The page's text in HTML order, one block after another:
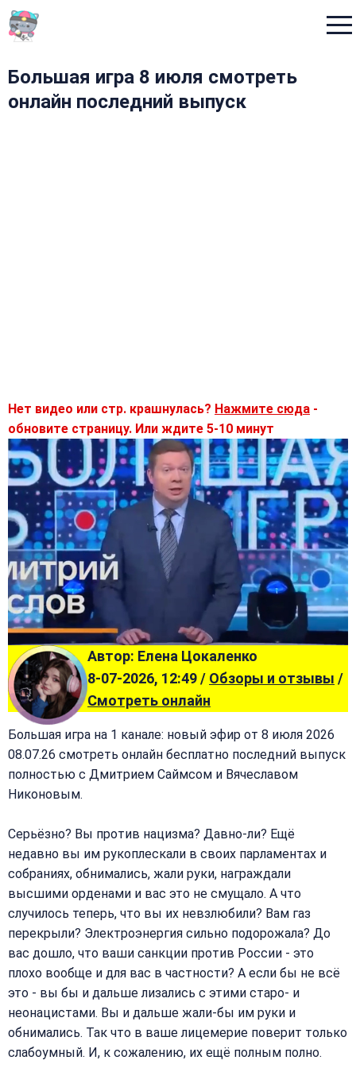
Большая игра 8 июля смотреть
онлайн последний выпуск
Нет видео или стр. крашнулась? Нажмите сюда -
обновите страницу. Или ждите 5-10 минут
Автор: Елена Цокаленко
8-07-2026, 12:49 / Обзоры и отзывы /
Смотреть онлайн
Большая игра на 1 канале: новый эфир от 8 июля 2026
08.07.26 смотреть онлайн бесплатно последний выпуск
полностью с Дмитрием Саймсом и Вячеславом
Никоновым.
Серьёзно? Вы против нацизма? Давно-ли? Ещё
недавно вы им рукоплескали в своих парламентах и
собраниях, обнимались, жали руки, награждали
высшими орденами и вас это не смущало. А что
случилось теперь, что вы их невзлюбили? Вам газ
перекрыли? Электроэнергия сильно подорожала? До
вас дошло, что ваши санкции против России - это
плохо вообще и для вас в частности? А если бы не всё
это - вы бы и дальше лизались с этими старо- и
неонацистами. Вы и дальше жали-бы им руки и
обнимались. Так что в ваше лицемерие поверит только
слабоумный. И, к сожалению, их ещё полным полно.